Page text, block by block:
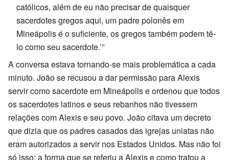
católicos, além de eu não precisar de quaisquer
sacerdotes gregos aqui, um padre polonês em
Mineápolis é o suficiente, os gregos também podem tê-
lo como seu sacerdote.’”
A conversa estava tornando-se mais problemática a cada
minuto. João se recusou a dar permissão para Alexis
servir como sacerdote em Mineápolis e ordenou que todos
os sacerdotes latinos e seus rebanhos não tivessem
relações com Alexis e seu povo. João citava um decreto
que dizia que os padres casados ​​das igrejas uniatas não
eram autorizados a servir nos Estados Unidos. Mas não foi
só isso: a forma que se referiu a Alexis e como tratou a